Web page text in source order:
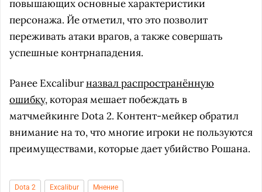
повышающих основные характеристики
персонажа. Йе отметил, что это позволит
переживать атаки врагов, а также совершать
успешные контрнападения.
Ранее Excaliburназвал распространённую
ошибку, которая мешает побеждать в
матчмейкинге Dota 2. Контент-мейкер обратил
внимание на то, что многие игроки не пользуются
преимуществами, которые дает убийство Рошана.
Dota 2 Excalibur Мнение